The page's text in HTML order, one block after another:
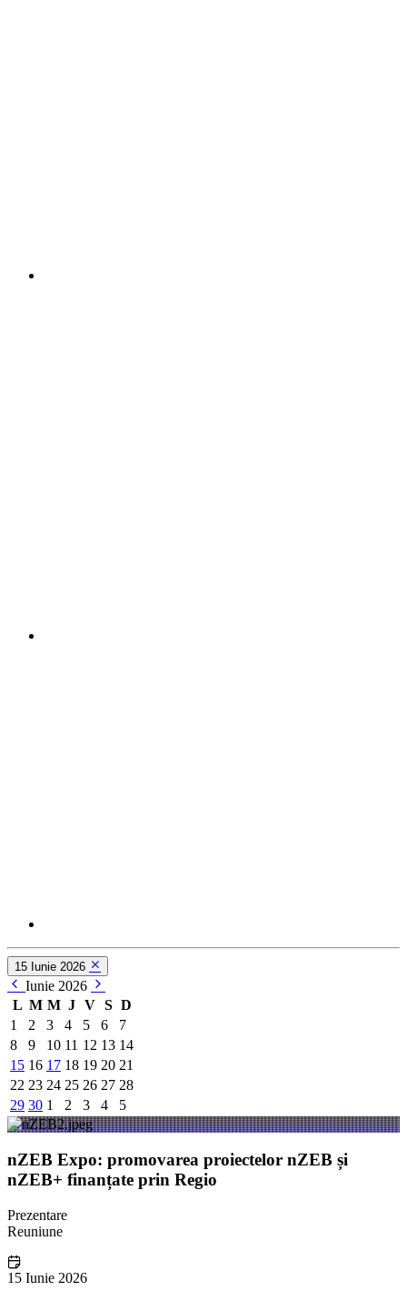
15 Iunie 2026
Iunie 2026
L M M J V S D
1
2 3 4 5 6
7
8
9 10 11 12 13 14
15 16 17 18 19 20 21
22 23 24 25 26 27 28
29 30 1 2 3 4 5
nZEB Expo: promovarea proiectelor nZEB și
nZEB+ finanțate prin Regio
Prezentare
Reuniune
15 Iunie 2026